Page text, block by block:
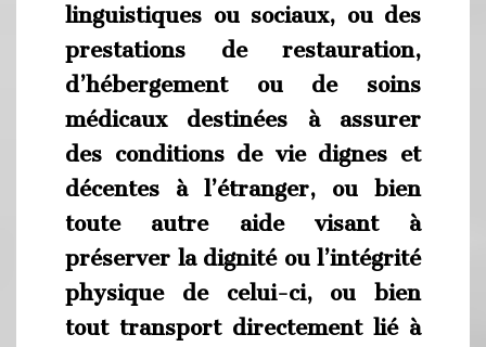
linguistiques ou sociaux, ou des
prestations de restauration,
d’hébergement ou de soins
médicaux destinées à assurer
des conditions de vie dignes et
décentes à l’étranger, ou bien
toute autre aide visant à
préserver la dignité ou l’intégrité
physique de celui-ci, ou bien
tout transport directement lié à